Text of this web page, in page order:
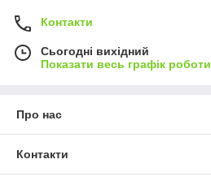
Контакти
Сьогодні вихідний
Показати весь графік роботи
Про нас
Контакти